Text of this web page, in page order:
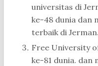
universitas di
ke-48 dunia dan
terbaik di Jerman.
Free University
ke-81 dunia. dan